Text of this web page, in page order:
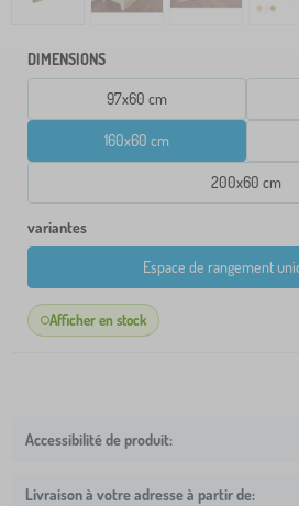
DIMENSIONS
97x60 cm
160x60 cm
200x60 cm
variantes
Espace de rangement
Afficher en stock
Livraison à votre adresse à partir de: